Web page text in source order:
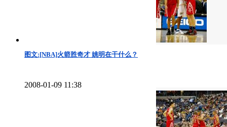
图文:[NBA]火箭胜奇才 姚明在干什么？
2008-01-09 11:38